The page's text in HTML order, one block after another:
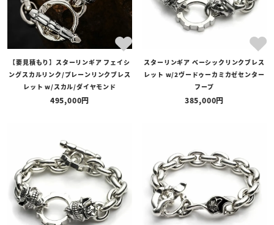
ブランド
価格
【要見積もり】スターリンギア フェイシ
ングスカルリンク/プレーンリンクブレス
レット w/スカル/ダイヤモンド
495,000
スターリンギア ベーシックリンクブレス
レット w/2ヴードゥーカミカゼセンター
フープ
385,000